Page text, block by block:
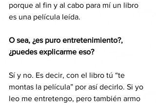
porque al fin y al cabo para mí un libro
es una película leída.
O sea, ¿es puro entretenimiento?,
¿puedes explicarme eso?
Sí y no. Es decir, con el libro tú “te
montas la película” por así decirlo. Si yo
leo me entretengo, pero también armo